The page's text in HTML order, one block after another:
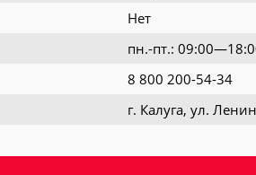
Нет
пн.-пт.:
8 800 200-54-34
г. Калуга, ул.